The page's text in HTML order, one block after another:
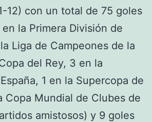
12) con un total de 75 goles
la Primera División de
Liga de Campeones de la
del Rey, 3 en la
1 en la Supercopa de
Copa Mundial de Clubes de
amistosos) y 9 goles